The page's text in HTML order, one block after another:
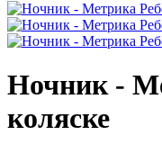
Ночник -
коляске